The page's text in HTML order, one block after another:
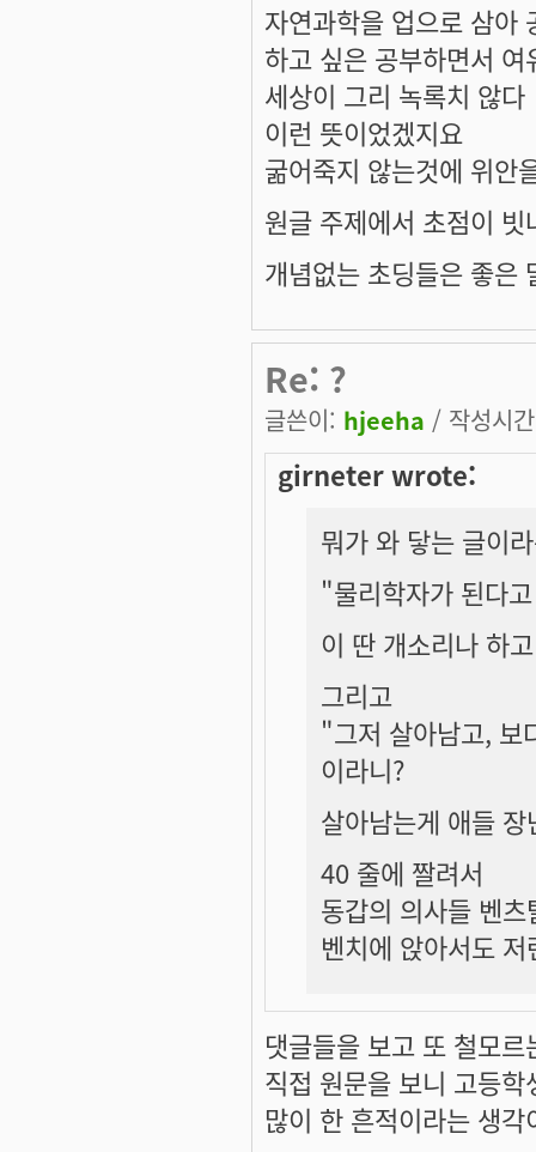
자연과학을 업으로 삼아
하고 싶은 공부하면서
세상이 그리 녹록치 않다
이런 뜻이었겠지요
굶어죽지 않는것에 위안
원글 주제에서 초점이
개념없는 초딩들은 좋은
Re: ?
글쓴이: hjeeha / 작성시
girneter wrote:
뭐가 와 닿는 글이
"물리학자가 된다
이 딴 개소리나 하
그리고
"그저 살아남고, 보
이라니?
살아남는게 애들 장
40 줄에 짤려서
동갑의 의사들 벤츠
벤치에 앉아서도
댓글들을 보고 또 철모
직접 원문을 보니 고등
많이 한 흔적이라는 생각